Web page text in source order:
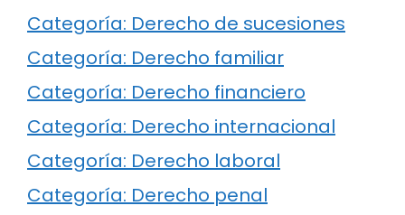
Categoría: Derecho de sucesiones
Categoría: Derecho familiar
Categoría: Derecho financiero
Categoría: Derecho internacional
Categoría: Derecho laboral
Categoría: Derecho penal